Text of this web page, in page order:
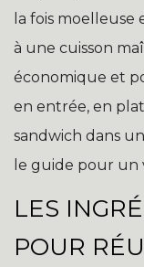
la fois
à une cuisson
économique et
en entrée, en
sandwich dans
le guide pour un
LES
POUR